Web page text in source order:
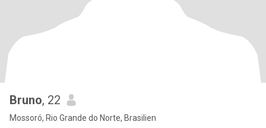
Bruno, 22
Mossoró, Rio Grande do Norte, Brasilien